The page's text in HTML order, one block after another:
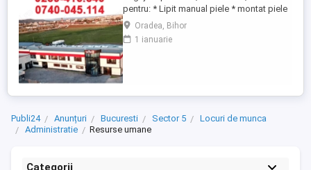
pentru: * Lipit manual piele * montat piele
pe volane * operatori Producție - Un singur
schimb, 8 ore zi - experienta nu este
necesara - Trainingul personalului se face
Oradea, Bihor
1 ianuarie
Publi24 Anunțuri Bucuresti Sector 5
Locuri de munca
Administratie
Resurse umane
Categorii